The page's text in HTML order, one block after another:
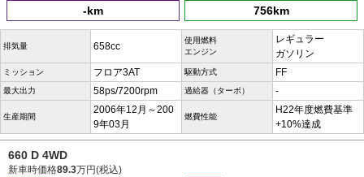
-km 756km
排気量 658cc
使用燃料
エンジン
レギュラー
ガソリン
ミッション フロア3AT 駆動方式 FF
最大出力 58ps/7200rpm 過給器（ターボ） -
生産期間
2006年12月～200
9年03月
燃費性能
H22年度燃費基準
+10%達成
660 D 4WD
新車時価格89.3万円(税込)